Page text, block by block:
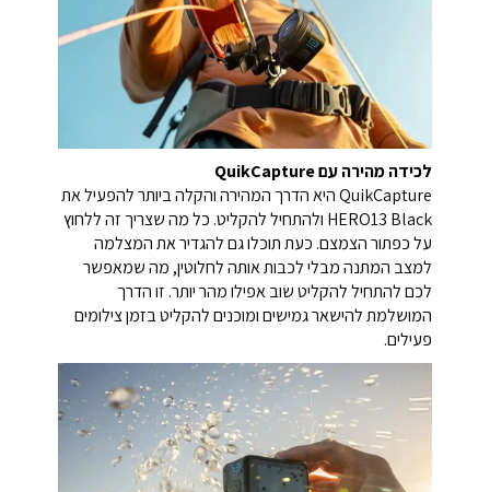
לכידה מהירה עם QuikCapture
QuikCapture היא הדרך המהירה והקלה ביותר להפעיל את
HERO13 Black ולהתחיל להקליט. כל מה שצריך זה ללחוץ
על כפתור הצמצם. כעת תוכלו גם להגדיר את המצלמה
למצב המתנה מבלי לכבות אותה לחלוטין, מה שמאפשר
לכם להתחיל להקליט שוב אפילו מהר יותר. זו הדרך
המושלמת להישאר גמישים ומוכנים להקליט בזמן צילומים
פעילים.